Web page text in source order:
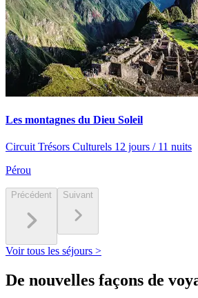
Les montagnes du Dieu Soleil
Circuit Trésors Culturels 12 jours / 11 nuits
Pérou
Précédent Suivant
Voir tous les séjours >
De nouvelles façons de